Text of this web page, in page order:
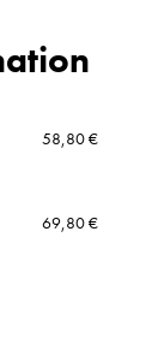
58,80 €
69,80 €